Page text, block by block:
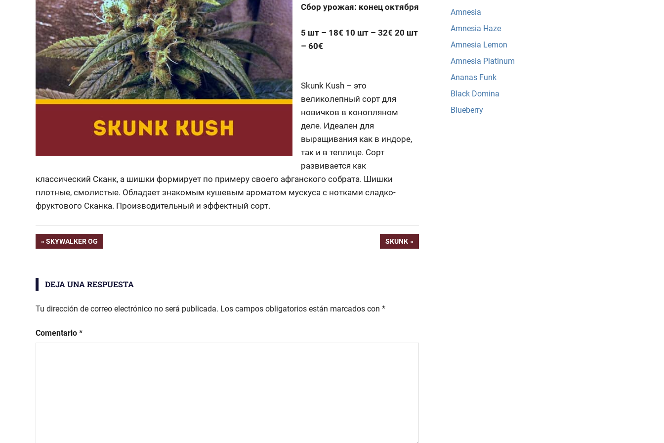
Сбор урожая: конец октября
5 шт – 18€ 10 шт – 32€ 20 шт
– 60€
Skunk Kush – это
великолепный сорт для
новичков в конопляном
деле. Идеален для
выращивания как в индоре,
так и в теплице. Сорт
развивается как
классический Сканк, а шишки формирует по примеру своего афганского собрата. Шишки
плотные, смолистые. Обладает знакомым кушевым ароматом мускуса с нотками сладко-
фруктового Сканка. Производительный и эффектный сорт.
Navegación
entradas
ENTRADA
SKYWALKER OG
ENTRADA
SKUNK
DEJA UNA RESPUESTA
Tu dirección de correo electrónico no será publicada. Los campos obligatorios están marcados con *
Comentario *
Amnesia
Amnesia Haze
Amnesia Lemon
Amnesia Platinum
Ananas Funk
Black Domina
Blueberry